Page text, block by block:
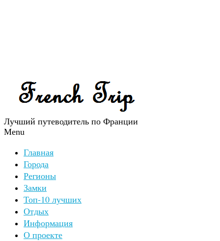
Лучший путеводитель по Франции
Menu
Главная
Города
Регионы
Замки
Топ-10 лучших
Отдых
Информация
О проекте